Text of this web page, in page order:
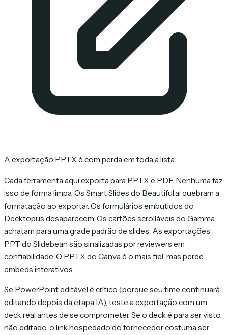
A exportação PPTX é com perda em toda a lista
Cada ferramenta aqui exporta para PPTX e PDF. Nenhuma faz
isso de forma limpa. Os Smart Slides do Beautiful.ai quebram a
formatação ao exportar. Os formulários embutidos do
Decktopus desaparecem. Os cartões scrolláveis do Gamma
achatam para uma grade padrão de slides. As exportações
PPT do Slidebean são sinalizadas por reviewers em
confiabilidade. O PPTX do Canva é o mais fiel, mas perde
embeds interativos.
Se PowerPoint editável é crítico (porque seu time continuará
editando depois da etapa IA), teste a exportação com um
deck real antes de se comprometer. Se o deck é para ser visto,
não editado, o link hospedado do fornecedor costuma ser